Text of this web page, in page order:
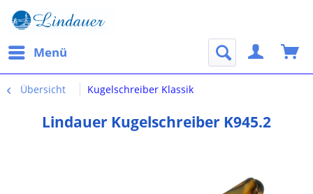
Menü
Übersicht Kugelschreiber Klassik
Lindauer Kugelschreiber K945.2